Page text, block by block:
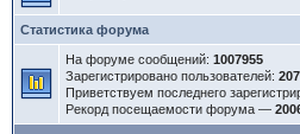
Статистика форума
На форуме сообщений: 1007955
Зарегистрировано пользователей:
Приветствуем последнего
Рекорд посещаемости форума —